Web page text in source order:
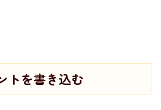
トを書き込む